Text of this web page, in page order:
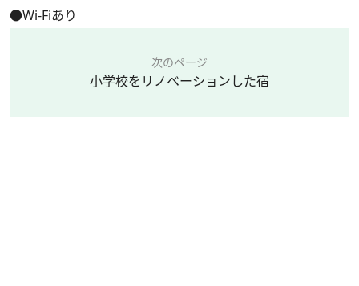
●Wi-Fiあり
次のページ
小学校をリノベーションした宿